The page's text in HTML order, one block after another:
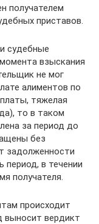
получателем
приставов.
судебные
взыскания
не мог
алиментов по
тяжелая
то в таком
за период до
без
задолженности
период, в течении
получателя.
происходит
выносит вердикт